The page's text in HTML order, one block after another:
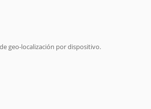
geo-localización por dispositivo.